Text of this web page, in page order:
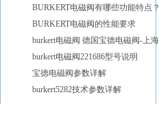
BURKERT电磁阀有哪些功能特点？
BURKERT电磁阀的性能要求
burkert电磁阀221686型号说明
宝德电磁阀参数详解
burkert5282技术参数详解